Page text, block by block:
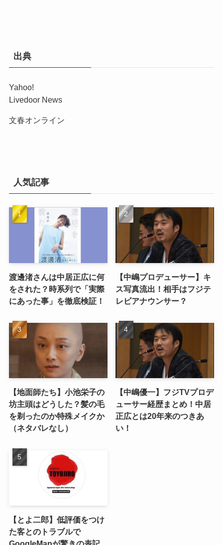
出典
Yahoo!
Livedoor News
文春オンライン
人気記事
渡邊渚さんは中居正広に何
をされた？時系列で「実際
にあった事」を徹底検証！
【中嶋プロデューサー】キ
ス写真流出！相手はフジテ
レビアナウンサー？
【地面師たち】小池栄子の
坊主頭はどうした？髪の毛
を剃ったのか特殊メイクか
（ネタバレなし）
【中嶋優一】フジTVプロデ
ューサー経歴まとめ！中居
正広とは20年来のつきあ
い！
【とよ二郎】低評価をつけ
た客とのトラブルで